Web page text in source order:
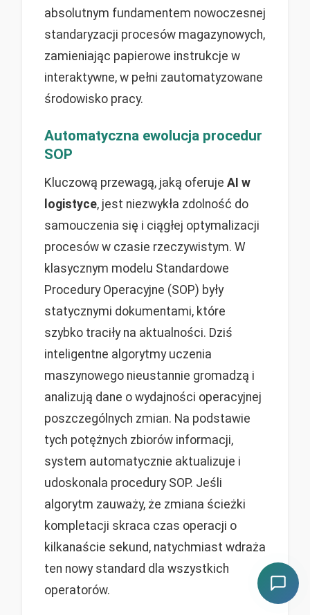
absolutnym fundamentem nowoczesnej
standaryzacji procesów magazynowych,
zamieniając papierowe instrukcje w
interaktywne, w pełni zautomatyzowane
środowisko pracy.
Automatyczna ewolucja procedur
SOP
Kluczową przewagą, jaką oferuje AI w
logistyce, jest niezwykła zdolność do
samouczenia się i ciągłej optymalizacji
procesów w czasie rzeczywistym. W
klasycznym modelu Standardowe
Procedury Operacyjne (SOP) były
statycznymi dokumentami, które
szybko traciły na aktualności. Dziś
inteligentne algorytmy uczenia
maszynowego nieustannie gromadzą i
analizują dane o wydajności operacyjnej
poszczególnych zmian. Na podstawie
tych potężnych zbiorów informacji,
system automatycznie aktualizuje i
udoskonala procedury SOP. Jeśli
algorytm zauważy, że zmiana ścieżki
kompletacji skraca czas operacji o
kilkanaście sekund, natychmiast wdraża
ten nowy standard dla wszystkich
operatorów.